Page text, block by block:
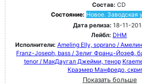
Состав: CD
Состояние: Новое. Заводская
Дата релиза: 18-11-
Лейбл: DHM
Исполнители: Ameling Elly, soprano /
Franz-Joseph, bass / Зелиг Франц-Йозеф,
tenor / МакДаугал Джейми, тенор
Краэмер Манфредо,
Показать больше